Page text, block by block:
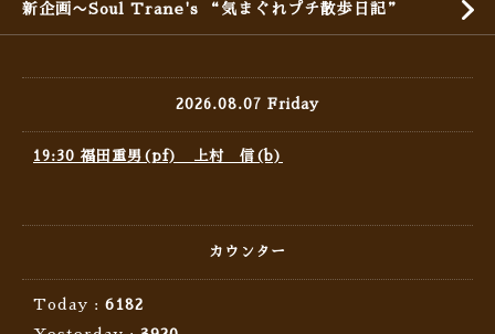
新企画〜Soul Trane's “気まぐれプチ散歩日記”
2026.08.07 Friday
19:30 福田重男(pf) 上村 信(b)
カウンター
Today : 6182